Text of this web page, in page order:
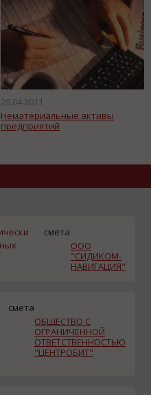
29.04.2011
Нематериальные активы
предприятий
смета
ООО
"СИДИКОМ-
НАВИГАЦИЯ"
смета
ОБЩЕСТВО С
ОГРАНИЧЕННОЙ
ОТВЕТСТВЕННОСТЬЮ
"ЦЕНТРОБИТ"